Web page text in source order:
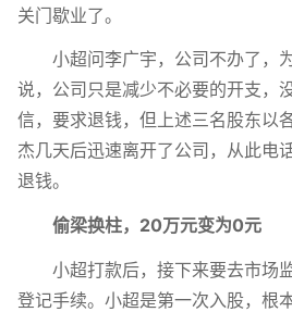
关门歇业了。
小超问李广宇，公司不办了，
说，公司只是减少不必要的开支，
信，要求退钱，但上述三名股东以
杰几天后迅速离开了公司，从此电
退钱。
偷梁换柱，20万元变为0元
小超打款后，接下来要去市场
登记手续。小超是第一次入股，根